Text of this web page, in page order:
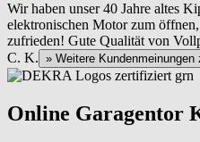
Wir haben unser 40 Jahre altes
elektronischen Motor zum
zufrieden! Gute Qualität von
C. K. » Weitere Kundenmeinungen
Online Garagentor